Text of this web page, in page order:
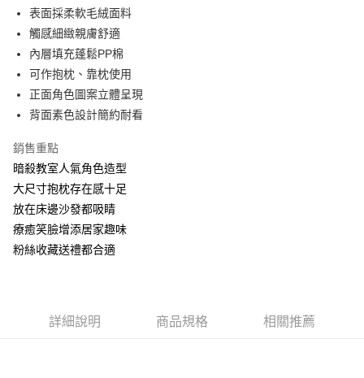
Apple Pay
街口支付
悠遊付
AFTEE先享後付
相關說明
AFTEE先享後付是「在收到商品之後才付款」的支付方式。 讓您購物簡單
便利好安心！
１．簡單：不需註冊會員、不需綁卡、不需儲值。
２．便利：只要手機號碼，簡訊認證，即可結帳。
３．安心：先確認商品／服務後，再付款。
１．於結帳方式選擇「AFTEE先享後付」後，將跳轉至「AFTEE先享後付」
ATM／網路銀行／等多元方式進行付款，方視為交易完成。
※ 請注意：結帳手續完成當下不需立刻繳費，但若您需要取消訂單，請聯絡
ATM付款
運送方式
全家付款取貨
每筆NT$60，滿NT$499(含以上)免運費
7-11付款取貨
表面採柔軟毛絨面料
觸感細緻親膚舒適
內層填充蓬鬆PP棉
可作抱枕、靠枕使用
正面角色圖案立體呈現
背面素色設計簡約耐看
銷售重點
暗殺教室人氣角色造型
大尺寸抱枕存在感十足
放在床邊沙發都吸睛
療癒笑臉增添居家趣味
粉絲收藏送禮都合適
詳細說明 商品規格 相關推薦